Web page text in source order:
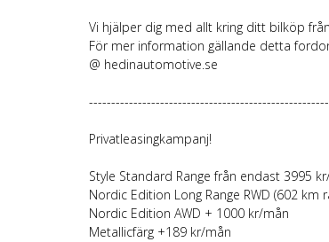
Vi hjälper dig med allt kring ditt bilköp
För mer information gällande detta
@ hedinautomotive.se
Privatleasingkampanj!
Style Standard Range från endast 3995
Nordic Edition Long Range RWD (602 km
Nordic Edition AWD + 1000 kr/mån
Metallicfärg +189 kr/mån